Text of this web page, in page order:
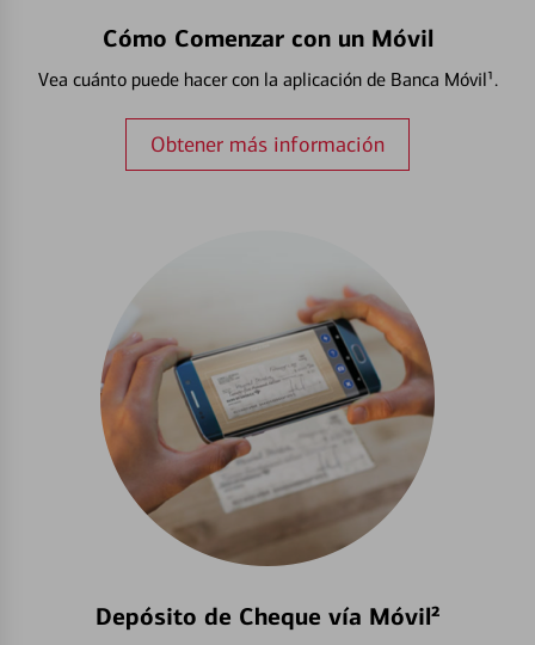
Cómo Comenzar con un Móvil
Vea cuánto puede hacer con la aplicación de Banca Móvil¹.
Obtener más información
Depósito de Cheque vía Móvil²